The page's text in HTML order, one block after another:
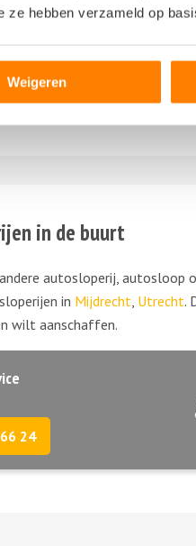
ze hebben verzameld op
Weigeren
het maken van een offerte
klant van afwilde.
binnen 1 dag geregeld echt een
in de buurt
autosloperij,
in Mijdrecht, Utrecht.
wilt aanschaffen.
24